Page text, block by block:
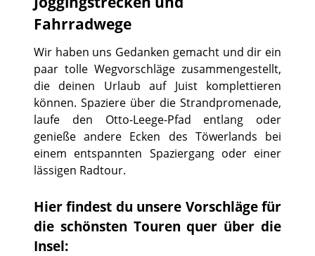
Fahrradwege
Wir haben uns Gedanken gemacht und dir ein
paar tolle Wegvorschläge zusammengestellt,
die deinen Urlaub auf Juist komplettieren
können. Spaziere über die Strandpromenade,
laufe den Otto-Leege-Pfad entlang oder
genieße andere Ecken des Töwerlands bei
einem entspannten Spaziergang oder einer
lässigen Radtour.
Hier findest du unsere Vorschläge für
die schönsten Touren quer über die
Insel: